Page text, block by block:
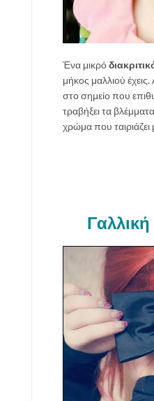
Ένα μικρό
μήκος μαλλιού
στο σημείο που
τραβήξει τα
χρώμα που ταιριάζει